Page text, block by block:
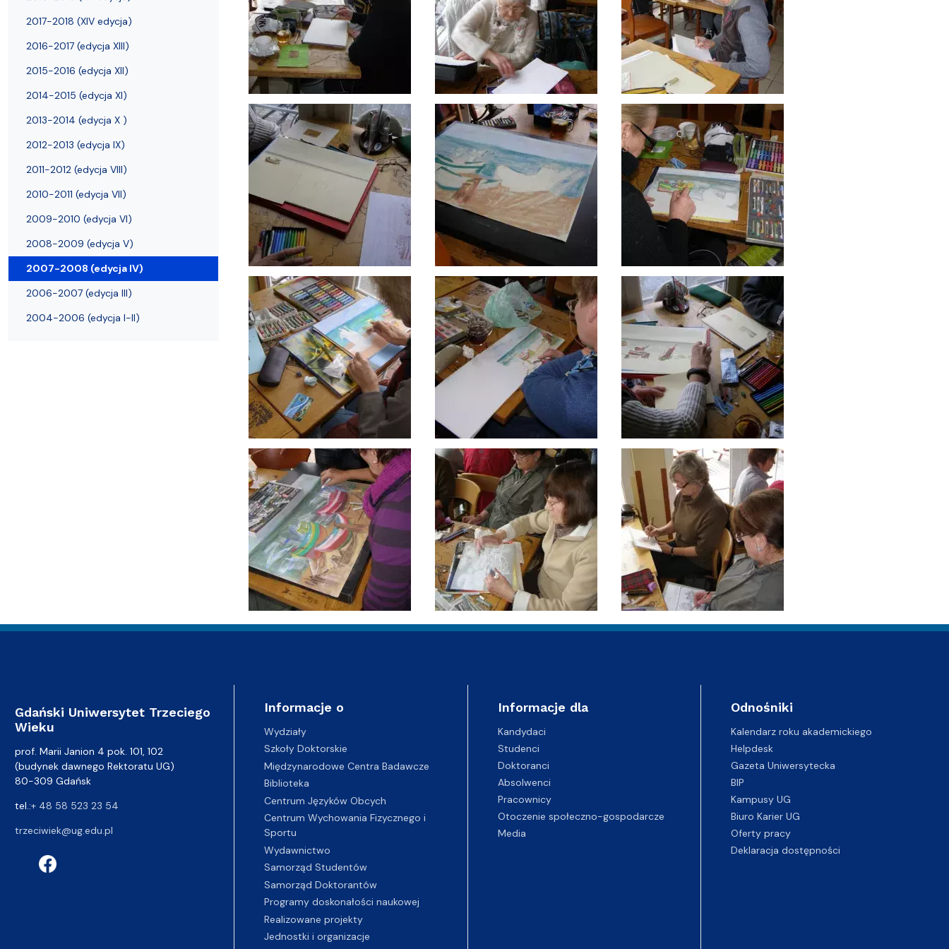
2017-2018 (XIV edycja)
2016-2017 (edycja XIII)
2015-2016 (edycja XII)
2014-2015 (edycja XI)
2013-2014 (edycja X )
2012-2013 (edycja IX)
2011-2012 (edycja VIII)
2010-2011 (edycja VII)
2009-2010 (edycja VI)
2008-2009 (edycja V)
2007-2008 (edycja IV)
2006-2007 (edycja III)
2004-2006 (edycja I-II)
Gdański Uniwersytet Trzeciego
Wieku
prof. Marii Janion 4 pok. 101, 102
(budynek dawnego Rektoratu UG)
80-309 Gdańsk
tel.:+ 48 58 523 23 54
trzeciwiek@ug.edu.pl
Informacje o
Wydziały
Szkoły Doktorskie
Międzynarodowe Centra Badawcze
Biblioteka
Centrum Języków Obcych
Centrum Wychowania Fizycznego i
Sportu
Wydawnictwo
Samorząd Studentów
Samorząd Doktorantów
Programy doskonałości naukowej
Realizowane projekty
Jednostki i organizacje
Informacje dla
Kandydaci
Studenci
Doktoranci
Absolwenci
Pracownicy
Otoczenie społeczno-gospodarcze
Media
Odnośniki
Kalendarz roku akademickiego
Helpdesk
Gazeta Uniwersytecka
BIP
Kampusy UG
Biuro Karier UG
Oferty pracy
Deklaracja dostępności